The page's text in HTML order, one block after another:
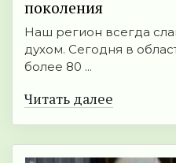
поколения
Наш регион всегда
духом. Сегодня в
более 80 ...
Читать далее